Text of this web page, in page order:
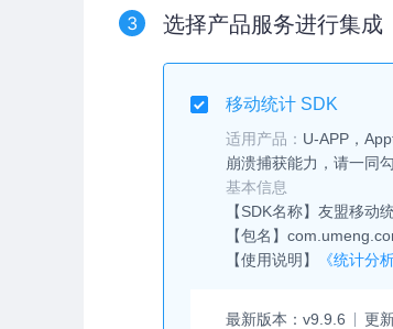
3 选择产品服务进行集成
移动统计 SDK
适用产品： U-APP，
崩溃捕获能力，请一同
基本信息
【SDK名称】 友盟移动
【包名】
【使用说明】
《统计分
最新版本： v9.9.6 更